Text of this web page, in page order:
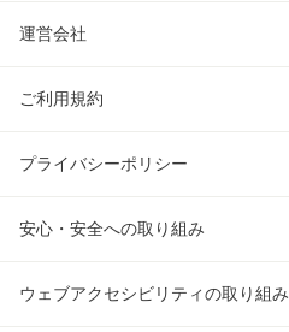
運営会社
ご利用規約
プライバシーポリシー
安心・安全への取り組み
ウェブアクセシビリティの取り組み